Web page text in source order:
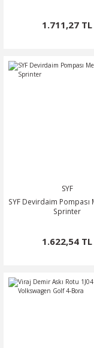
1.711,27 TL
SYF
SYF Devirdaim Pompası
Sprinter
1.622,54 TL